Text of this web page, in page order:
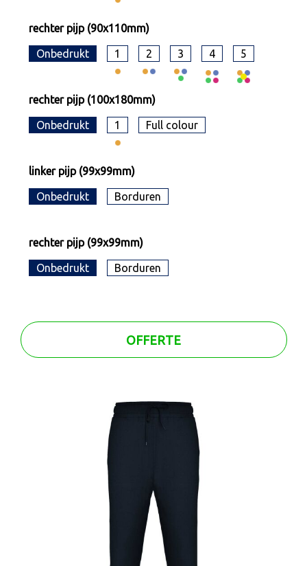
rechter pijp (90x110mm)
Onbedrukt 1 2 3 4 5
rechter pijp (100x180mm)
Onbedrukt 1 Full colour
linker pijp (99x99mm)
Onbedrukt Borduren
rechter pijp (99x99mm)
Onbedrukt Borduren
OFFERTE